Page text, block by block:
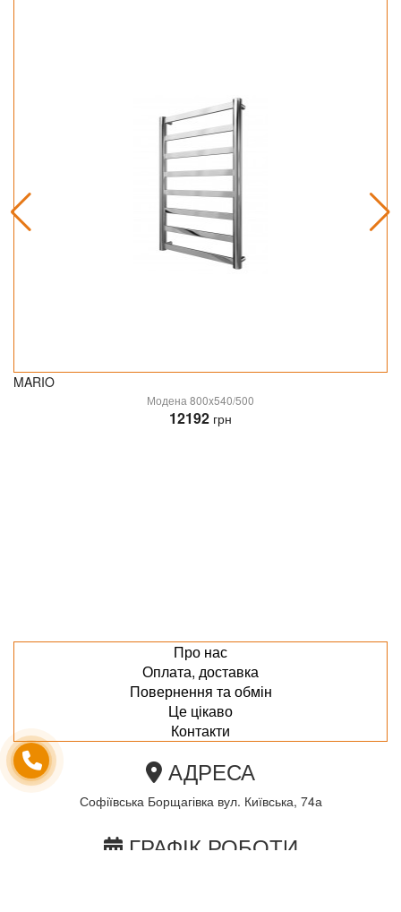
MARIO
Модена 800x540/500
12192 грн
Про нас
Оплата, доставка
Повернення та обмін
Це цікаво
Контакти
АДРЕСА
Софіївська Борщагівка вул. Київська, 74а
ГРАФІК РОБОТИ